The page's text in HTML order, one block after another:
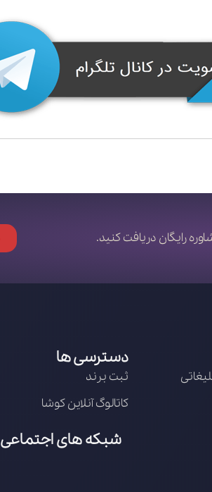
رایگان دریافت کنید.
دسترسی ها
ثبت برند
کاتالوگ آنلاین کوشا
شبکه های اجتماعی